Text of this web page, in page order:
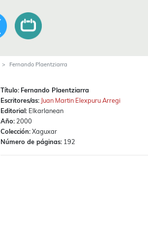
Fernando Plaentziarra
Título: Fernando Plaentziarra
Escritores/as: Juan Martin Elexpuru Arregi
Editorial: Elkarlanean
Año: 2000
Colección:Xaguxar
Número de páginas: 192